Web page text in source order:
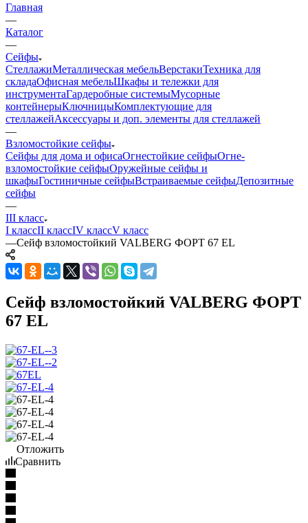
Главная
—
Каталог
—
Сейфы
СтеллажиМеталлическая мебельВерстакиТехника для
складаОфисная мебельШкафы и тележки для
инструментаГардеробные системыМусорные
контейнерыКлючницыКомплектующие для
стеллажейАксессуары и доп. элементы для стеллажей
—
Взломостойкие сейфы
Сейфы для дома и офисаОгнестойкие сейфыОгне-
взломостойкие сейфыОружейные сейфы и
шкафыГостиничные сейфыВстраиваемые сейфыДепозитные
сейфы
—
III класс
I классII классIV классV класс
—Сейф взломостойкий VALBERG ФОРТ 67 EL
Сейф взломостойкий VALBERG ФОРТ
67 EL
Отложить
Сравнить